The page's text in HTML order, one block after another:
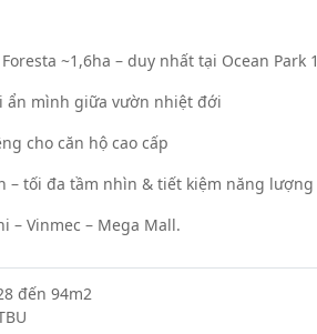
~1,6ha – duy nhất tại Ocean Park 1
ẩn mình giữa vườn nhiệt đới
cho căn hộ cao cấp
– tối đa tầm nhìn & tiết kiệm năng lượng
– Vinmec – Mega Mall.
đến 94m2